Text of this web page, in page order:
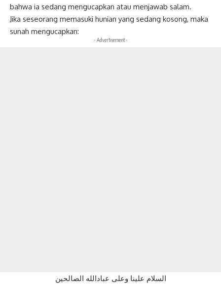
bahwa ia sedang mengucapkan atau menjawab salam.
Jika seseorang memasuki hunian yang sedang kosong, maka
sunah mengucapkan:
- Advertisement -
السلام علينا وعلى عبادالله الصالحين